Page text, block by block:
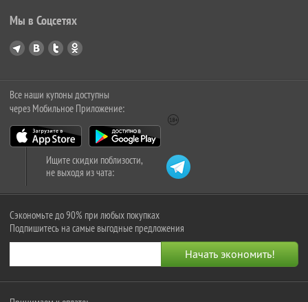
Мы в Соцсетях
Все наши купоны доступны
через Мобильное Приложение:
Ищите скидки поблизости,
не выходя из чата:
Сэкономьте до 90% при любых покупках
Подпишитесь на самые выгодные предложения